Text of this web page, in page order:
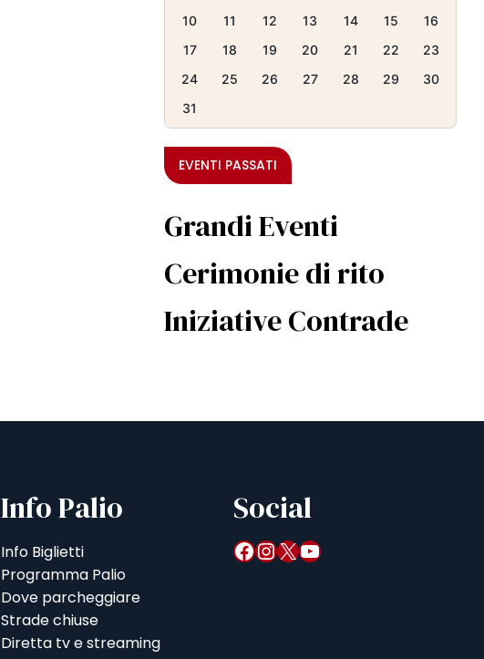
10
11 12 13 14 15
16
17
18 19 20 21 22
23
24
25 26 27 28 29
30
31
EVENTI PASSATI
Grandi Eventi
Cerimonie di rito
Iniziative Contrade
Info Palio
Info Biglietti
Programma Palio
Dove parcheggiare
Strade chiuse
Diretta tv e streaming
Social
Facebook InstagramX YouTube